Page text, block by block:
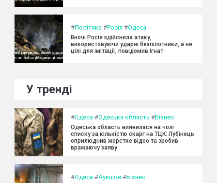
#Політика #Росія #Одеса
Вночі Росія здійснила атаку,
використовуючи ударні безпілотники, а не
цілі для імітації, повідомив Ігнат.
У тренді
#Одеса #Одеська область #Бізнес
Одеська область виявилася на чолі
списку за кількістю скарг на ТЦК: Лубінець
оприлюднив жорстке відео та зробив
вражаючу заяву.
#Одеса #Аукціон #Бізнес